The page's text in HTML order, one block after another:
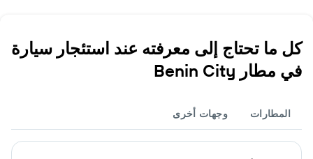
كل ما تحتاج إلى معرفته عند استئجار سيارة
في مطار Benin City
المطارات وجهات أخرى